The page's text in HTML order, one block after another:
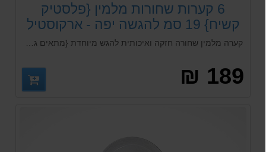
6 קערות שחורות מלמין {פלסטיק
קשיח} 19 סמ להגשה יפה - ארקוסטיל
189 ₪